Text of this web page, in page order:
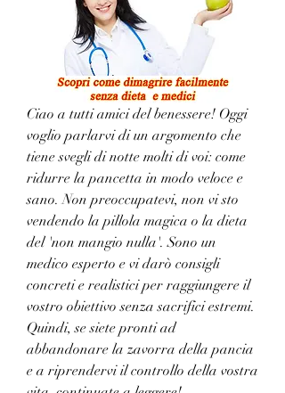
Ciao a tutti amici del benessere! Oggi
voglio parlarvi di un argomento che
tiene svegli di notte molti di voi: come
ridurre la pancetta in modo veloce e
sano. Non preoccupatevi, non vi sto
vendendo la pillola magica o la dieta
del 'non mangio nulla'. Sono un
medico esperto e vi darò consigli
concreti e realistici per raggiungere il
vostro obiettivo senza sacrifici estremi.
Quindi, se siete pronti ad
abbandonare la zavorra della pancia
e a riprendervi il controllo della vostra